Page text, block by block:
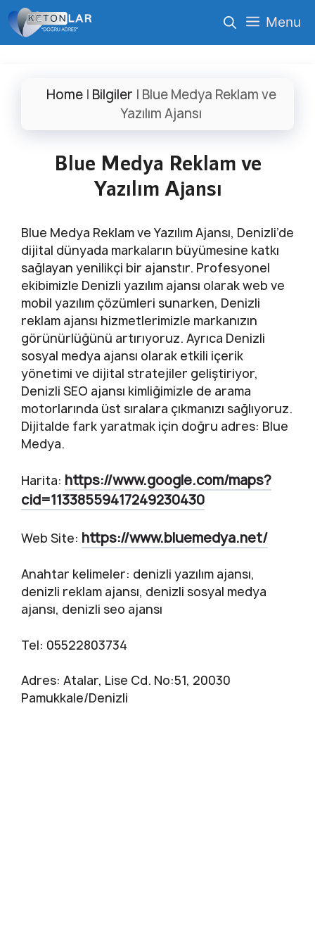
İçeriğe
atla
Menu
Home| Bilgiler | Blue Medya Reklam ve
Yazılım Ajansı
Blue Medya Reklam ve
Yazılım Ajansı
Blue Medya Reklam ve Yazılım Ajansı, Denizli’de
dijital dünyada markaların büyümesine katkı
sağlayan yenilikçi bir ajanstır. Profesyonel
ekibimizle Denizli yazılım ajansı olarak web ve
mobil yazılım çözümleri sunarken, Denizli
reklam ajansı hizmetlerimizle markanızın
görünürlüğünü artırıyoruz. Ayrıca Denizli
sosyal medya ajansı olarak etkili içerik
yönetimi ve dijital stratejiler geliştiriyor,
Denizli SEO ajansı kimliğimizle de arama
motorlarında üst sıralara çıkmanızı sağlıyoruz.
Dijitalde fark yaratmak için doğru adres: Blue
Medya.
Harita: https://www.google.com/maps?
cid=11338559417249230430
Web Site: https://www.bluemedya.net/
Anahtar kelimeler: denizli yazılım ajansı,
denizli reklam ajansı, denizli sosyal medya
ajansı, denizli seo ajansı
Tel: 05522803734
Adres: Atalar, Lise Cd. No:51, 20030
Pamukkale/Denizli